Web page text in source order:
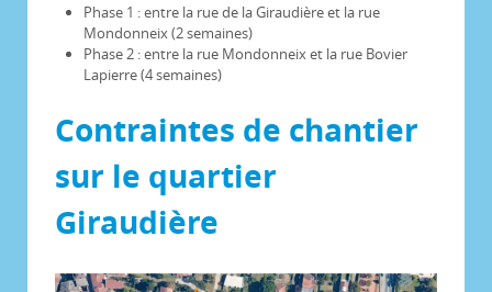
Phase 1 : entre la rue de la Giraudière et la rue
Mondonneix (2 semaines)
Phase 2 : entre la rue Mondonneix et la rue Bovier
Lapierre (4 semaines)
Contraintes de chantier
sur le quartier
Giraudière